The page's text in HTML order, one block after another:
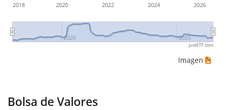
2018 2020 2022 2024 2026
2020 2025
justETF.com
Imagen
Bolsa de Valores